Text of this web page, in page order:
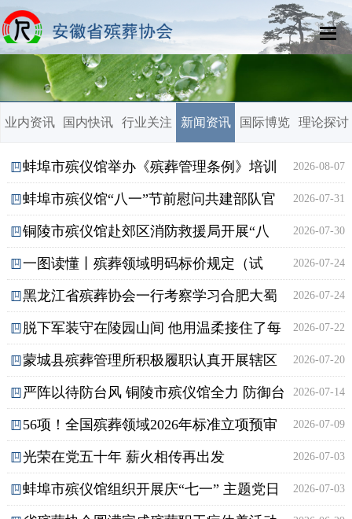
网站首页
协会组织
协会动态
会员之窗
政策法规
殡葬文化
行业自律
联系我们
业内资讯 国内快讯 行业关注 新闻资讯 国际博览 理论探讨
2026-08-07
蚌埠市殡仪馆举办《殡葬管理条例》培训
会 2026-07-31
蚌埠市殡仪馆“八一”节前慰问共建部队官
兵 2026-07-30
铜陵市殡仪馆赴郊区消防救援局开展“八
一”夏日送清凉慰问 2026-07-24
一图读懂丨殡葬领域明码标价规定（试
行） 2026-07-24
黑龙江省殡葬协会一行考察学习合肥大蜀
山文化陵园 2026-07-22
脱下军装守在陵园山间 他用温柔接住了每
一份离别之痛 2026-07-20
蒙城县殡葬管理所积极履职认真开展辖区
殡葬服务组织和个人备案工作 2026-07-14
严阵以待防台风 铜陵市殡仪馆全力 防御台
风“巴威” 2026-07-09
56项！全国殡葬领域2026年标准立项预审
会在京召开 2026-07-03
光荣在党五十年 薪火相传再出发
2026-07-03
蚌埠市殡仪馆组织开展庆“七一” 主题党日